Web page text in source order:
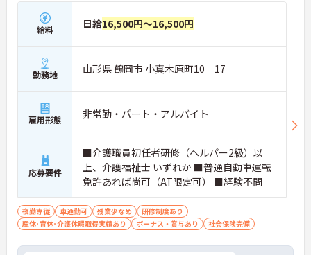
給料 日給16,500円～16,500円
勤務地 山形県 鶴岡市 小真木原町10－17
雇用形態 非常勤・パート・アルバイト
応募要件
■介護職員初任者研修（ヘルパー2級）以
上、介護福祉士 いずれか ■普通自動車運転
免許あれば尚可（AT限定可） ■経験不問
夜勤専従 車通勤可 残業少なめ
研修制度あり
産休･育休･介護休暇取得実績あり
ボーナス・賞与あり 社会保険完備